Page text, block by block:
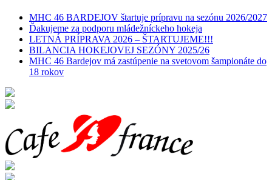
MHC 46 BARDEJOV štartuje prípravu na sezónu 2026/2027
Ďakujeme za podporu mládežníckeho hokeja
LETNÁ PRÍPRAVA 2026 – ŠTARTUJEME!!!
BILANCIA HOKEJOVEJ SEZÓNY 2025/26
MHC 46 Bardejov má zastúpenie na svetovom šampionáte do
18 rokov